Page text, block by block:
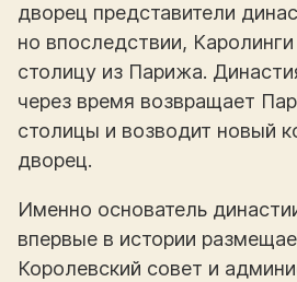
дворец представители
но впоследствии,
столицу из Парижа.
через время возвращает
столицы и возводит новый
дворец.
Именно основатель
впервые в истории
Королевский совет и